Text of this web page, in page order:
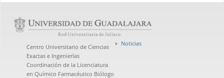
Centro Universitario de Ciencias
Exactas e Ingenierías
Coordinación de la Licenciatura
en Químico Farmacéutico Biólogo
Noticias